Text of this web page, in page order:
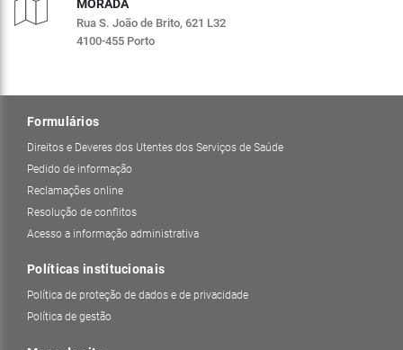
MORADA
Rua S. João de Brito, 621 L32
4100-455 Porto
Formulários
Direitos e Deveres dos Utentes dos Serviços de Saúde
Pedido de informação
Reclamações online
Resolução de conflitos
Acesso a informação administrativa
Políticas institucionais
Política de proteção de dados e de privacidade
Política de gestão